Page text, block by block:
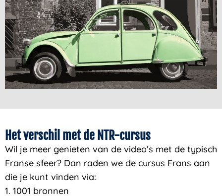
Het verschil met de NTR-cursus
Wil je meer genieten van de video’s met de typisch
Franse sfeer? Dan raden we de cursus Frans aan
die je kunt vinden via:
1. 1001 bronnen